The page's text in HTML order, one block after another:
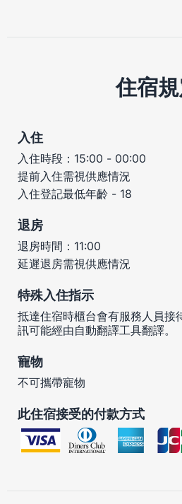
住宿
入住
入住時段：15:00 - 00:00
提前入住需視供應情況
入住登記最低年齡 - 18
退房
退房時間：11:00
延遲退房需視供應情況
特殊入住指示
抵達住宿時櫃台會有服務人員接
訊可能經由自動翻譯工具翻譯。
寵物
不可攜帶寵物
此住宿接受的付款方式